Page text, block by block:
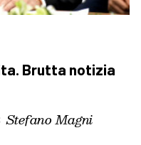
Brutta notizia
Stefano Magni